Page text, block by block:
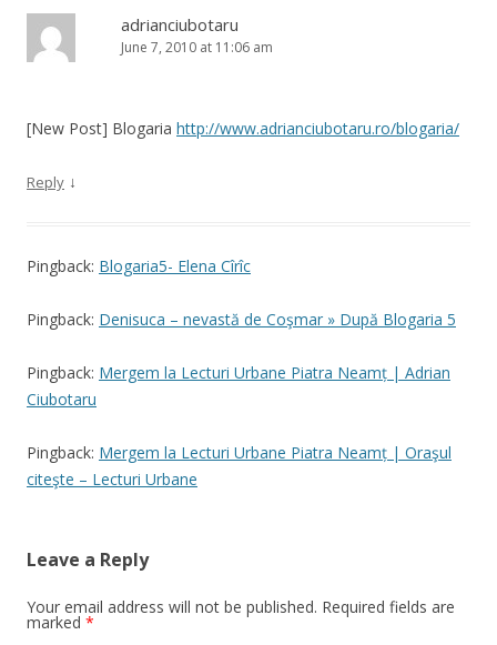
adrianciubotaru
June 7, 2010 at 11:06 am
[New Post] Blogaria http://www.adrianciubotaru.ro/blogaria/
Reply ↓
Pingback: Blogaria5- Elena Cîrîc
Pingback: Denisuca – nevastă de Coşmar » După Blogaria 5
Pingback: Mergem la Lecturi Urbane Piatra Neamț | Adrian
Ciubotaru
Pingback: Mergem la Lecturi Urbane Piatra Neamț | Oraşul
citeşte – Lecturi Urbane
Leave a Reply
Your email address will not be published. Required fields are
marked *